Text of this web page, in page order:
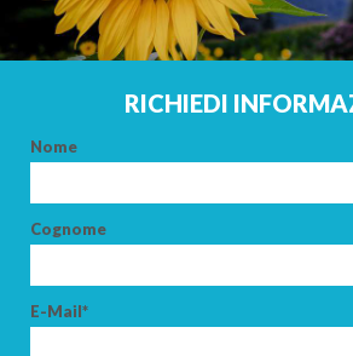
RICHIEDI
Nome
Cognome
E-Mail*